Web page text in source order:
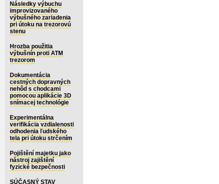
Následky výbuchu
improvizovaného
výbušného zariadenia
pri útoku na trezorovú
stenu
Hrozba použitia
výbušnín proti ATM
trezorom
Dokumentácia
cestných dopravných
nehôd s chodcami
pomocou aplikácie 3D
snímacej technológie
Experimentálna
verifikácia vzdialenosti
odhodenia ľudského
tela pri útoku strčením
Pojištění majetku jako
nástroj zajištění
fyzické bezpečnosti
SÚČASNÝ STAV